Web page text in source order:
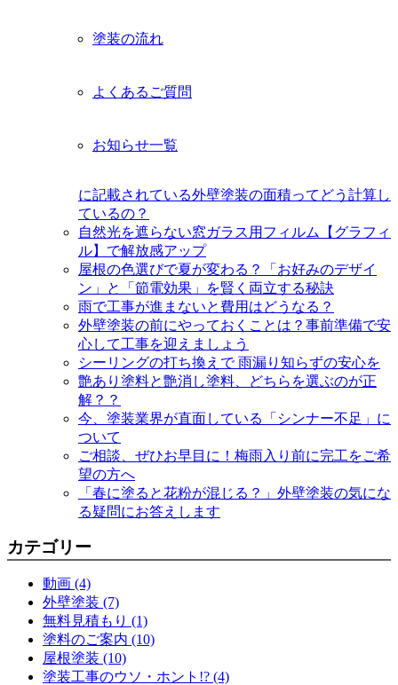
塗装の流れ
よくあるご質問
お知らせ一覧
に記載されている外壁塗装の面積ってどう計算し
ているの？
自然光を遮らない窓ガラス用フィルム【グラフィ
ル】で解放感アップ
屋根の色選びで夏が変わる？「お好みのデザイ
ン」と「節電効果」を賢く両立する秘訣
雨で工事が進まないと費用はどうなる？
外壁塗装の前にやっておくことは？事前準備で安
心して工事を迎えましょう
シーリングの打ち換えで 雨漏り知らずの安心を
艶あり塗料と艶消し塗料、どちらを選ぶのが正
解？？
今、塗装業界が直面している「シンナー不足」に
ついて
ご相談、ぜひお早目に！梅雨入り前に完工をご希
望の方へ
「春に塗ると花粉が混じる？」外壁塗装の気にな
る疑問にお答えします
カテゴリー
動画 (4)
外壁塗装 (7)
無料見積もり (1)
塗料のご案内 (10)
屋根塗装 (10)
塗装工事のウソ・ホント!? (4)